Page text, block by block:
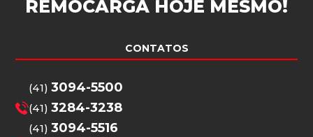
REMOCARGA HOJE MESMO!
CONTATOS
(41)3094-5500
(41)3284-3238
(41)3094-5516